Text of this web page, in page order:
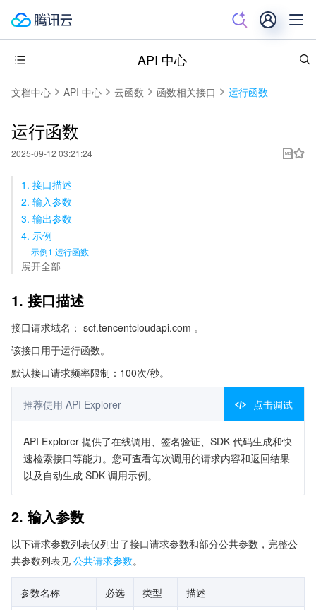
API 中心
文档中心 API 中心 云函数 函数相关接口 运行函数
运行函数
2025-09-12 03:21:24
1. 接口描述
2. 输入参数
3. 输出参数
4. 示例
示例1 运行函数
展开全部
1. 接口描述
接口请求域名： scf.tencentcloudapi.com 。
该接口用于运行函数。
默认接口请求频率限制：100次/秒。
推荐使用 API Explorer 点击调试
API Explorer 提供了在线调用、签名验证、SDK 代码生成和快
速检索接口等能力。您可查看每次调用的请求内容和返回结果
以及自动生成 SDK 调用示例。
2. 输入参数
以下请求参数列表仅列出了接口请求参数和部分公共参数，完整公
共参数列表见 公共请求参数。
参数名称 必选 类型 描述